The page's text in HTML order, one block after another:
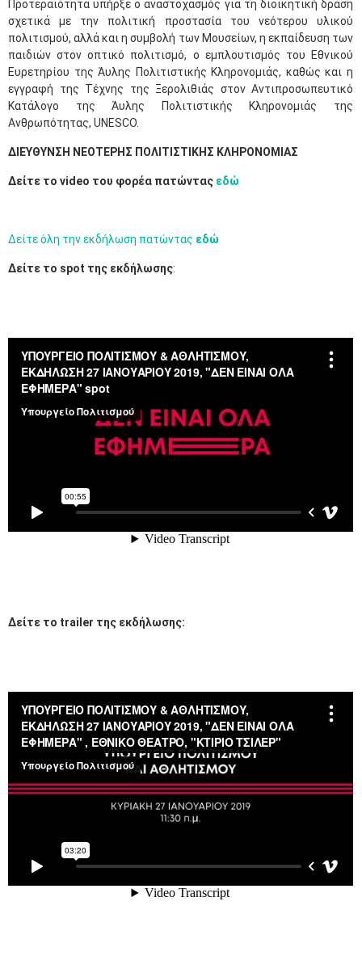
Προτεραιότητα υπήρξε ο αναστοχασμός για τη διοικητική δράση
σχετικά με την πολιτική προστασία του νεότερου υλικού
πολιτισμού, αλλά και η συμβολή των Μουσείων, η εκπαίδευση των
παιδιών στον οπτικό πολιτισμό, ο εμπλουτισμός του Εθνικού
Ευρετηρίου της Άυλης Πολιτιστικής Κληρονομιάς, καθώς και η
εγγραφή της Τέχνης της Ξερολιθιάς στον Αντιπροσωπευτικό
Κατάλογο της Άυλης Πολιτιστικής Κληρονομιάς της
Ανθρωπότητας, UNESCO.
ΔΙΕΥΘΥΝΣΗ ΝΕΟΤΕΡΗΣ ΠΟΛΙΤΙΣΤΙΚΗΣ ΚΛΗΡΟΝΟΜΙΑΣ
Δείτε το video του φορέα πατώντας εδώ
Δείτε όλη την εκδήλωση πατώντας εδώ
​​Δείτε το spot της εκδήλωσης:
Δείτε το trailer της εκδήλωσης: